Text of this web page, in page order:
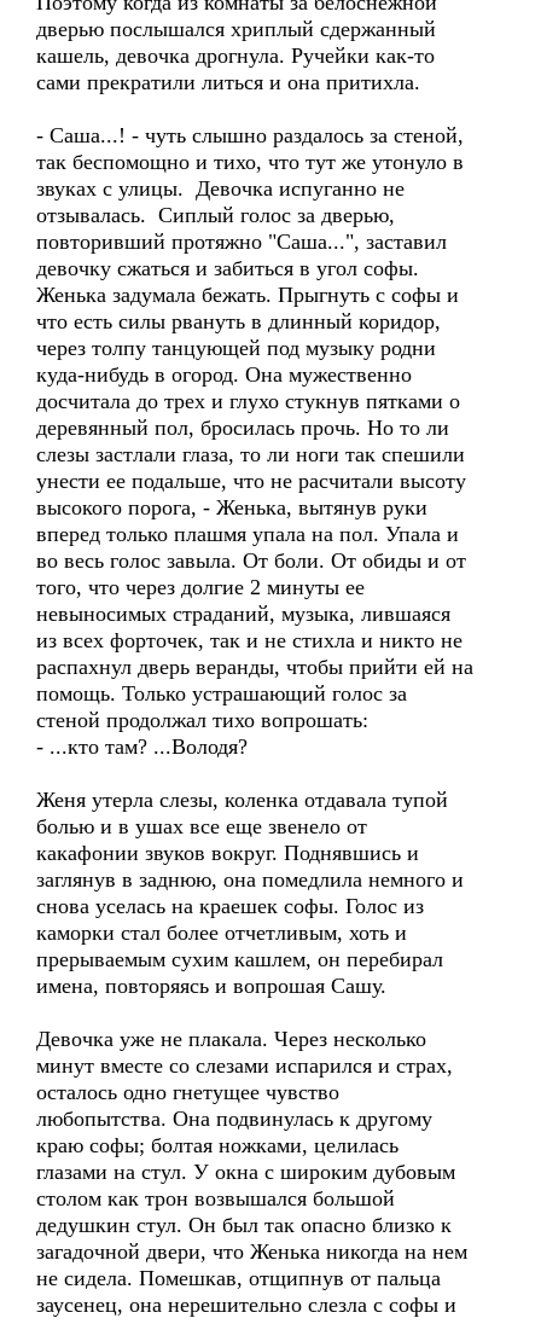
дверью послышался хриплый сдержанный
кашель, девочка дрогнула. Ручейки как-то
сами прекратили литься и она притихла.
- Саша...! - чуть слышно раздалось за стеной,
так беспомощно и тихо, что тут же утонуло в
звуках с улицы. Девочка испуганно не
отзывалась. Сиплый голос за дверью,
повторивший протяжно "Саша...", заставил
девочку сжаться и забиться в угол софы.
Женька задумала бежать. Прыгнуть с софы и
что есть силы рвануть в длинный коридор,
через толпу танцующей под музыку родни
куда-нибудь в огород. Она мужественно
досчитала до трех и глухо стукнув пятками о
деревянный пол, бросилась прочь. Но то ли
слезы застлали глаза, то ли ноги так спешили
унести ее подальше, что не расчитали высоту
высокого порога, - Женька, вытянув руки
вперед только плашмя упала на пол. Упала и
во весь голос завыла. От боли. От обиды и от
того, что через долгие 2 минуты ее
невыносимых страданий, музыка, лившаяся
из всех форточек, так и не стихла и никто не
распахнул дверь веранды, чтобы прийти ей на
помощь. Только устрашающий голос за
стеной продолжал тихо вопрошать:
- ...кто там? ...Володя?
Женя утерла слезы, коленка отдавала тупой
болью и в ушах все еще звенело от
какафонии звуков вокруг. Поднявшись и
заглянув в заднюю, она помедлила немного и
снова уселась на краешек софы. Голос из
каморки стал более отчетливым, хоть и
прерываемым сухим кашлем, он перебирал
имена, повторяясь и вопрошая Сашу.
Девочка уже не плакала. Через несколько
минут вместе со слезами испарился и страх,
осталось одно гнетущее чувство
любопытства. Она подвинулась к другому
краю софы; болтая ножками, целилась
глазами на стул. У окна с широким дубовым
столом как трон возвышался большой
дедушкин стул. Он был так опасно близко к
загадочной двери, что Женька никогда на нем
не сидела. Помешкав, отщипнув от пальца
заусенец, она нерешительно слезла с софы и